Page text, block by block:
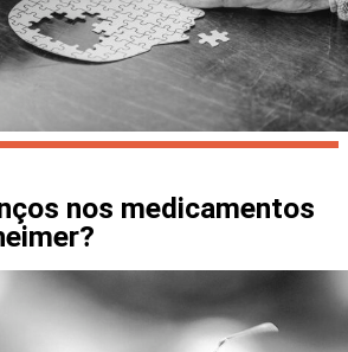
nos medicamentos